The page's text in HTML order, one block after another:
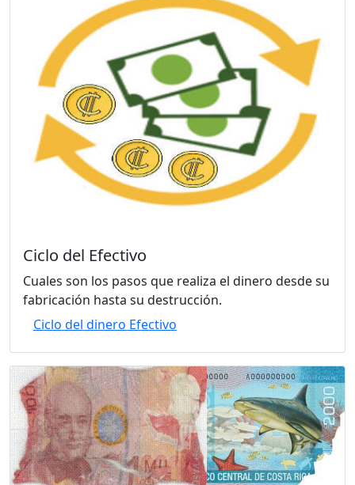
Ciclo del Efectivo
Cuales son los pasos que realiza el dinero desde su
fabricación hasta su destrucción.
Ciclo del dinero Efectivo